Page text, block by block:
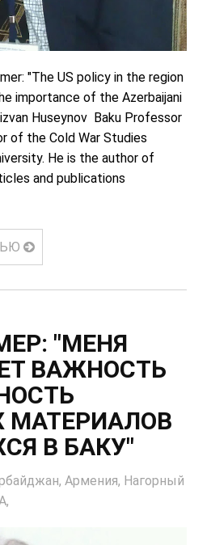
"The US policy in the region
importance of the Azerbaijani
Huseynov Baku Professor
of the Cold War Studies
He is the author of
and publications
"МЕНЯ
ВАЖНОСТЬ
МАТЕРИАЛОВ
В БАКУ"
Армения, Нагорный